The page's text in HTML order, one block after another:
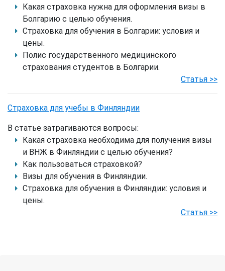
Какая страховка нужна для оформления визы в
Болгарию с целью обучения.
Страховка для обучения в Болгарии: условия и
цены.
Полис государственного медицинского
страхования студентов в Болгарии.
Статья >>
Страховка для учебы в Финляндии
В статье затрагиваются вопросы:
Какая страховка необходима для получения визы
и ВНЖ в Финляндии с целью обучения?
Как пользоваться страховкой?
Визы для обучения в Финляндии.
Страховка для обучения в Финляндии: условия и
цены.
Статья >>